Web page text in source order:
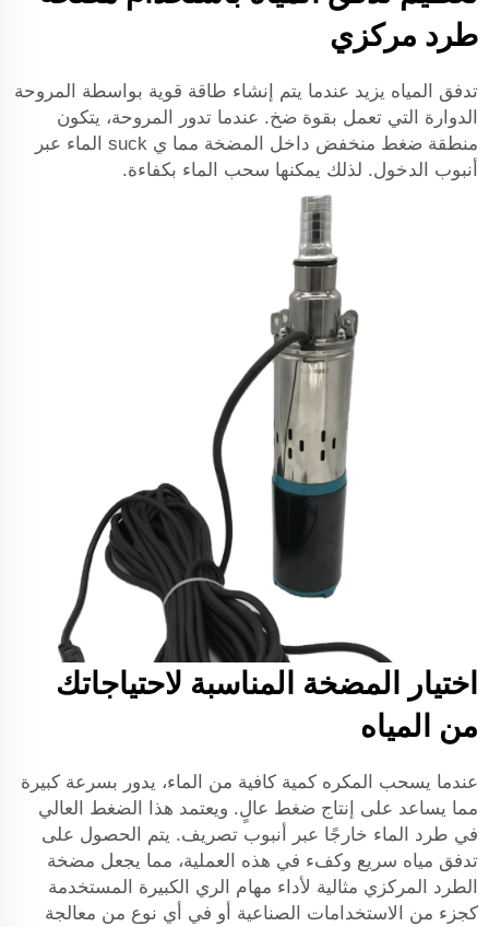
طرد مركزي
تدفق المياه يزيد عندما يتم إنشاء طاقة قوية بواسطة المروحة
الدوارة التي تعمل بقوة ضخ. عندما تدور المروحة، يتكون
منطقة ضغط منخفض داخل المضخة مما ي suck الماء عبر
أنبوب الدخول. لذلك يمكنها سحب الماء بكفاءة.
اختيار المضخة المناسبة لاحتياجاتك
من المياه
عندما يسحب المكره كمية كافية من الماء، يدور بسرعة كبيرة
مما يساعد على إنتاج ضغط عالٍ. ويعتمد هذا الضغط العالي
في طرد الماء خارجًا عبر أنبوب تصريف. يتم الحصول على
تدفق مياه سريع وكفء في هذه العملية، مما يجعل مضخة
الطرد المركزي مثالية لأداء مهام الري الكبيرة المستخدمة
كجزء من الاستخدامات الصناعية أو في أي نوع من معالجة